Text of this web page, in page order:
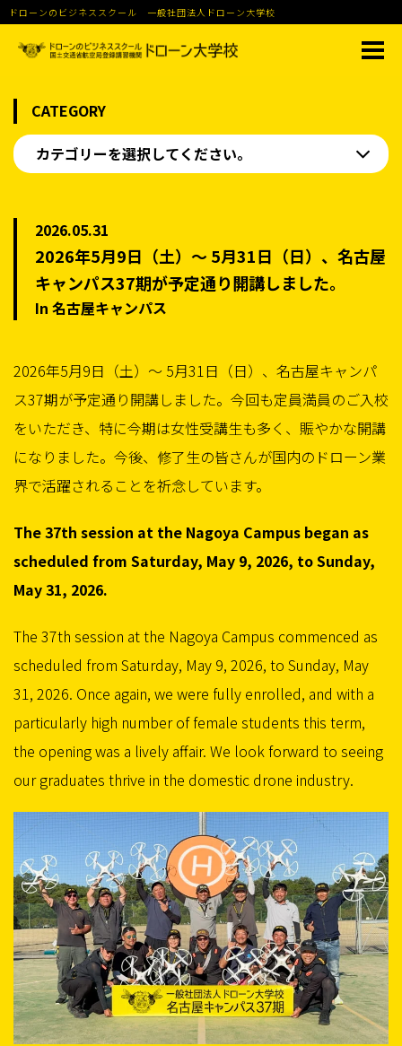
ドローンのビジネススクール 一般社団法人ドローン大学校
CATEGORY
カテゴリーを選択してください。
2026.05.31
2026年5月9日（土）〜 5月31日（日）、名古屋
キャンパス37期が予定通り開講しました。
In 名古屋キャンパス
2026年5月9日（土）〜 5月31日（日）、名古屋キャンパ
ス37期が予定通り開講しました。今回も定員満員のご入校
をいただき、特に今期は女性受講生も多く、賑やかな開講
になりました。今後、修了生の皆さんが国内のドローン業
界で活躍されることを祈念しています。
The 37th session at the Nagoya Campus began as
scheduled from Saturday, May 9, 2026, to Sunday,
May 31, 2026.
The 37th session at the Nagoya Campus commenced as
scheduled from Saturday, May 9, 2026, to Sunday, May
31, 2026. Once again, we were fully enrolled, and with a
particularly high number of female students this term,
the opening was a lively affair. We look forward to seeing
our graduates thrive in the domestic drone industry.